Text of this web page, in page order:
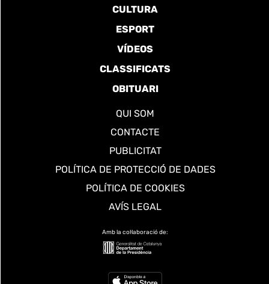
CULTURA
ESPORT
VÍDEOS
CLASSIFICATS
OBITUARI
QUI SOM
CONTACTE
PUBLICITAT
POLÍTICA DE PROTECCIÓ DE DADES
POLÍTICA DE COOKIES
AVÍS LEGAL
Amb la col·laboració de: